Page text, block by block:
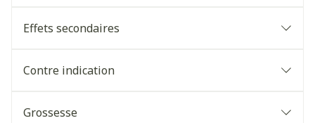
Effets secondaires
Contre indication
Grossesse